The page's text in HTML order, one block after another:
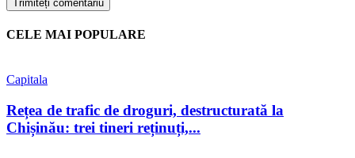
CELE MAI POPULARE
Capitala
Rețea de trafic de droguri, destructurată la
Chișinău: trei tineri reținuți,...